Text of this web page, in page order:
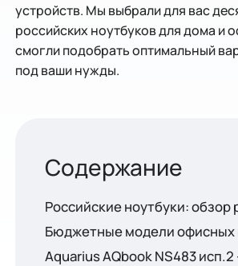
устройств. Мы выбрали для вас
российских ноутбуков для дома и
смогли подобрать оптимальный
под ваши нужды.
Российские ноутбуки: обзор
Бюджетные модели офисных
Aquarius AQbook NS483 исп.2